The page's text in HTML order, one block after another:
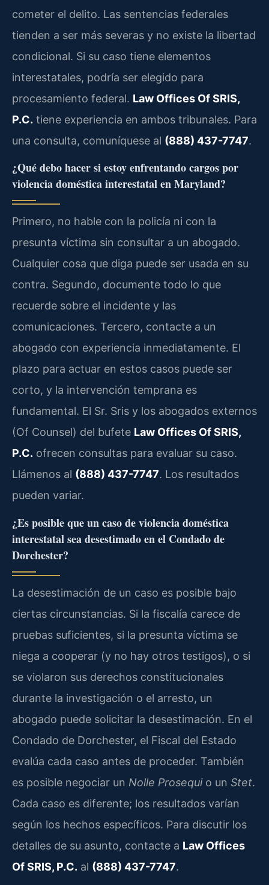
cometer el delito. Las sentencias federales
tienden a ser más severas y no existe la libertad
condicional. Si su caso tiene elementos
interestatales, podría ser elegido para
procesamiento federal. Law Offices Of SRIS,
P.C. tiene experiencia en ambos tribunales. Para
una consulta, comuníquese al (888) 437-7747.
¿Qué debo hacer si estoy enfrentando cargos por
violencia doméstica interestatal en Maryland?
Primero, no hable con la policía ni con la
presunta víctima sin consultar a un abogado.
Cualquier cosa que diga puede ser usada en su
contra. Segundo, documente todo lo que
recuerde sobre el incidente y las
comunicaciones. Tercero, contacte a un
abogado con experiencia inmediatamente. El
plazo para actuar en estos casos puede ser
corto, y la intervención temprana es
fundamental. El Sr. Sris y los abogados externos
(Of Counsel) del bufete Law Offices Of SRIS,
P.C. ofrecen consultas para evaluar su caso.
Llámenos al (888) 437-7747. Los resultados
pueden variar.
¿Es posible que un caso de violencia doméstica
interestatal sea desestimado en el Condado de
Dorchester?
La desestimación de un caso es posible bajo
ciertas circunstancias. Si la fiscalía carece de
pruebas suficientes, si la presunta víctima se
niega a cooperar (y no hay otros testigos), o si
se violaron sus derechos constitucionales
durante la investigación o el arresto, un
abogado puede solicitar la desestimación. En el
Condado de Dorchester, el Fiscal del Estado
evalúa cada caso antes de proceder. También
es posible negociar un Nolle Prosequio un Stet.
Cada caso es diferente; los resultados varían
según los hechos específicos. Para discutir los
detalles de su asunto, contacte a Law Offices
Of SRIS, P.C. al (888) 437-7747.